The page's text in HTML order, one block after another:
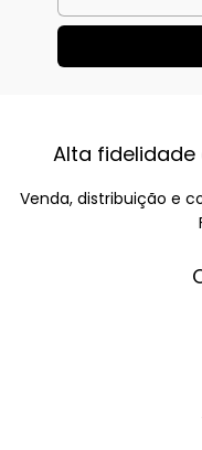
Alta
Venda, distribuição e